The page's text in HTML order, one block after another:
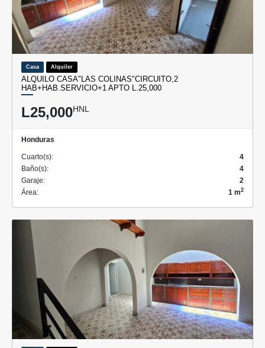
Casa Alquiler
ALQUILO CASA"LAS COLINAS"CIRCUITO,2
HAB+HAB.SERVICIO+1 APTO L.25,000
L25,000HNL
Honduras
Cuarto(s):
4
Baño(s):
4
Garaje:
2
Área:
1 m2